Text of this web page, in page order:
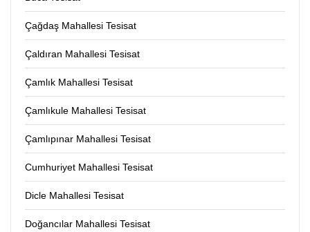
Çağdaş Mahallesi Tesisat
Çaldıran Mahallesi Tesisat
Çamlık Mahallesi Tesisat
Çamlıkule Mahallesi Tesisat
Çamlıpınar Mahallesi Tesisat
Cumhuriyet Mahallesi Tesisat
Dicle Mahallesi Tesisat
Doğancılar Mahallesi Tesisat